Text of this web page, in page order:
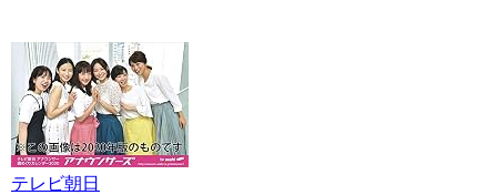
テレビ朝日